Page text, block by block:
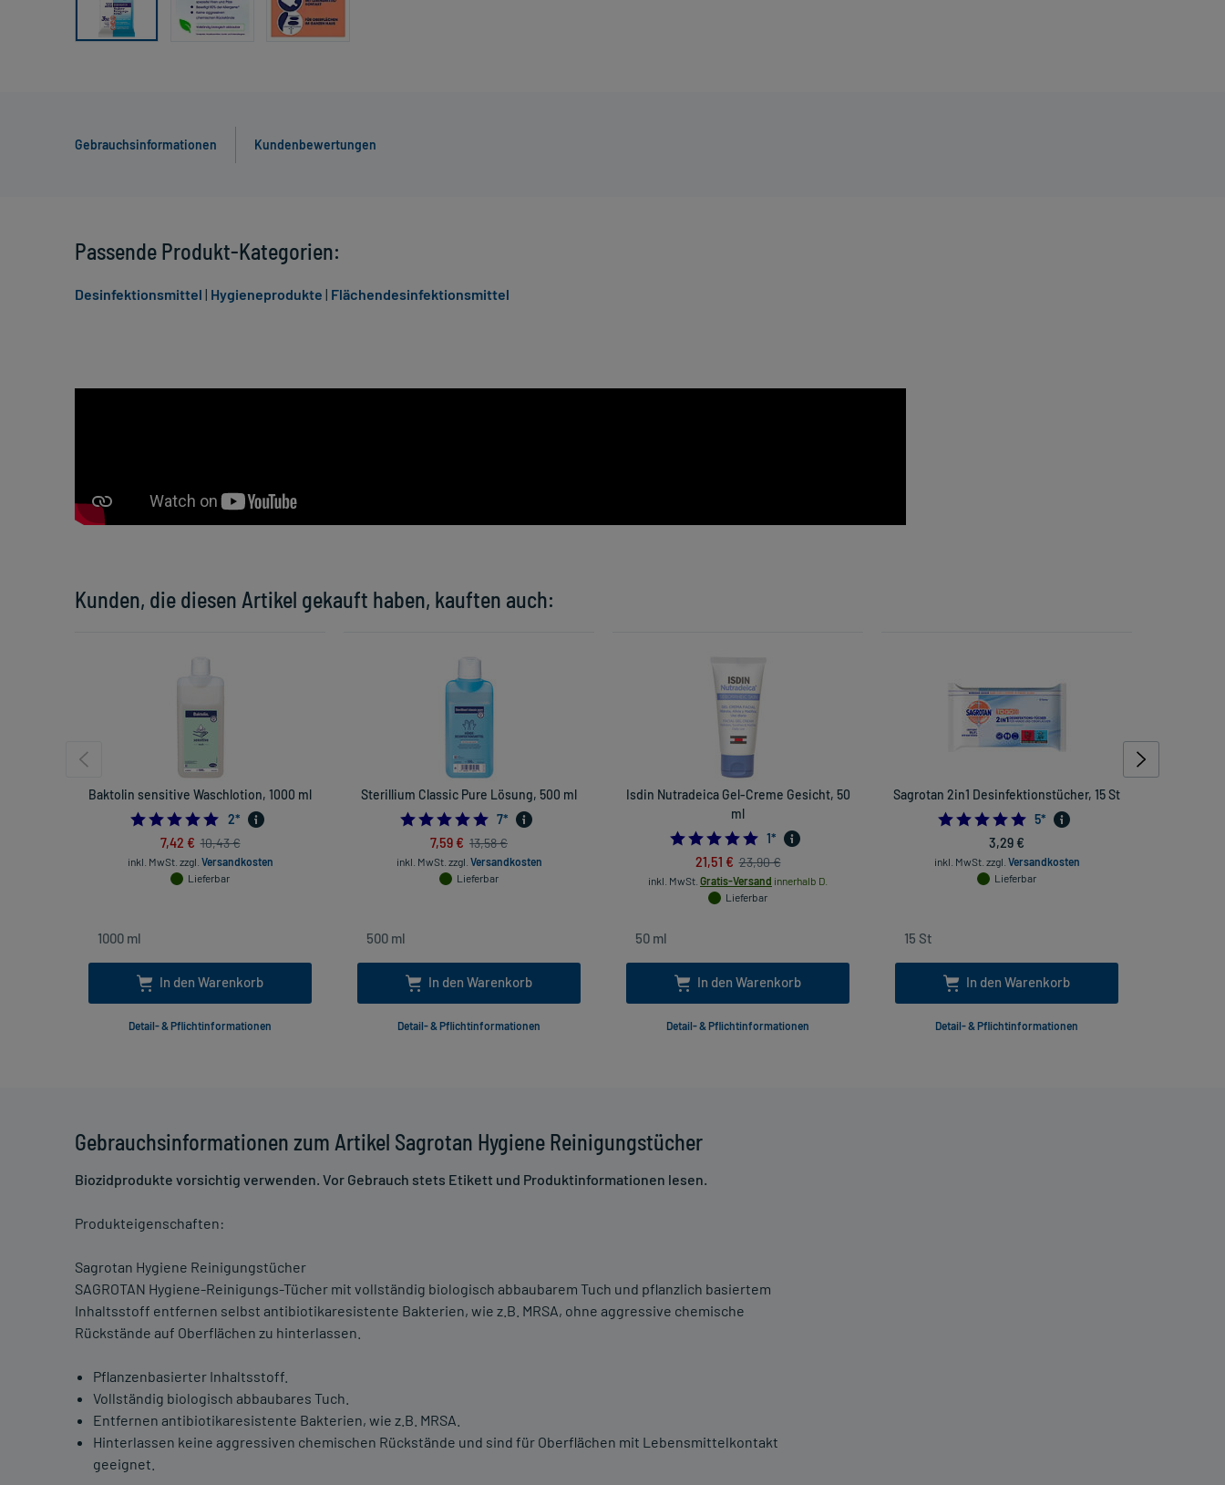
Gebrauchsinformationen Kundenbewertungen
Gebrauchsinformationen zum Artikel Sagrotan Hygiene Reinigungstücher
Biozidprodukte vorsichtig verwenden. Vor Gebrauch stets Etikett und Produktinformationen lesen.
Produkteigenschaften:
Sagrotan Hygiene Reinigungstücher
SAGROTAN Hygiene-Reinigungs-Tücher mit vollständig biologisch abbaubarem Tuch und pflanzlich basiertem
Inhaltsstoff entfernen selbst antibiotikaresistente Bakterien, wie z.B. MRSA, ohne aggressive chemische
Rückstände auf Oberflächen zu hinterlassen.
Pflanzenbasierter Inhaltsstoff.
Vollständig biologisch abbaubares Tuch.
Entfernen antibiotikaresistente Bakterien, wie z.B. MRSA.
Hinterlassen keine aggressiven chemischen Rückstände und sind für Oberflächen mit Lebensmittelkontakt
geeignet.
Kunden, die diesen Artikel gekauft haben, kauften auch:
Baktolin sensitive Waschlotion, 1000 ml
5.0
2*
7,42 € 10,43 €
inkl. MwSt. zzgl. Versandkosten
Lieferbar
In den Warenkorb
Detail- & Pflichtinformationen
Sterillium Classic Pure Lösung, 500 ml
5.0
7*
7,59 € 13,58 €
inkl. MwSt. zzgl. Versandkosten
Lieferbar
In den Warenkorb
Detail- & Pflichtinformationen
Isdin Nutradeica Gel-Creme Gesicht, 50
ml
5.0
1*
21,51 € 23,90 €
inkl. MwSt. Gratis-Versand innerhalb D.
Lieferbar
In den Warenkorb
Detail- & Pflichtinformationen
Sagrotan 2in1 Desinfektionstücher, 15 St
5.0
5*
3,29 €
inkl. MwSt. zzgl. Versandkosten
Lieferbar
In den Warenkorb
Detail- & Pflichtinformationen
Passende Produkt-Kategorien:
Desinfektionsmittel | Hygieneprodukte | Flächendesinfektionsmittel